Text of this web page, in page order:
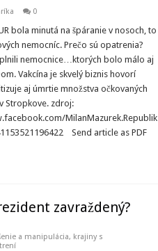
0
bola minutá na špáranie v nosoch, to
nemocníc. Prečo sú opatrenia?
nemocnice…ktorých bolo málo aj
Vakcína je skvelý biznis hovorí
aj úmrtie množstva očkovaných
Stropkove. zdroj:
MilanMazurek.Republik
Send article as PDF
zavraždený?
a manipulácia, krajiny s